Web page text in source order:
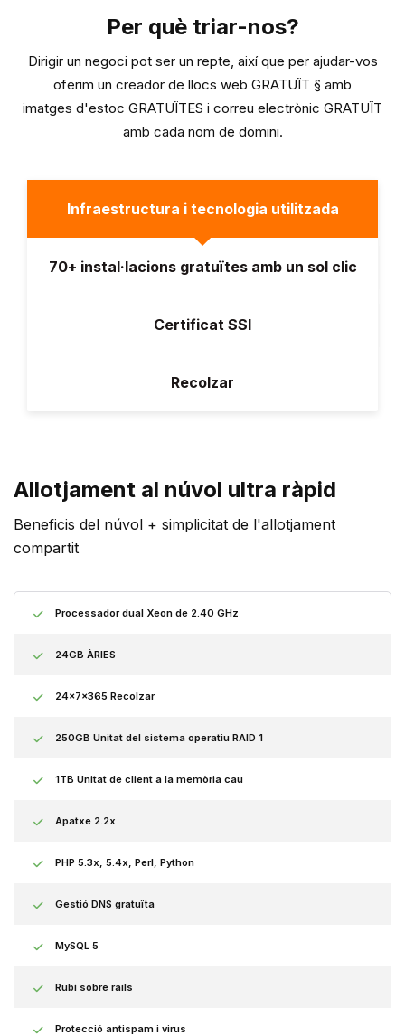
Per què triar-nos?
Dirigir un negoci pot ser un repte, així que per ajudar-vos
oferim un creador de llocs web GRATUÏT § amb
imatges d'estoc GRATUÏTES i correu electrònic GRATUÏT
amb cada nom de domini.
Infraestructura i tecnologia utilitzada
70+ instal·lacions gratuïtes amb un sol clic
Certificat SSl
Recolzar
Allotjament al núvol ultra ràpid
Beneficis del núvol + simplicitat de l'allotjament
compartit
Processador dual Xeon de 2.40 GHz
24GB ÀRIES
24x7x365 Recolzar
250GB Unitat del sistema operatiu RAID 1
1TB Unitat de client a la memòria cau
Apatxe 2.2x
PHP 5.3x, 5.4x, Perl, Python
Gestió DNS gratuïta
MySQL 5
Rubí sobre rails
Protecció antispam i virus